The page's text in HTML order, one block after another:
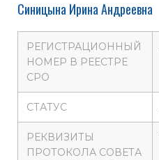
Синицына Ирина Андреевна
РЕГИСТРАЦИОННЫЙ
НОМЕР В РЕЕСТРЕ
СРО
СТАТУС
РЕКВИЗИТЫ
ПРОТОКОЛА СОВЕТА